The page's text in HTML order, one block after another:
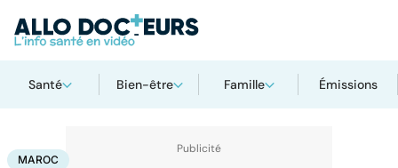
Santé Bien-être Famille Émissions
AccueilSanté Santé publiqueMaroc
MAROC